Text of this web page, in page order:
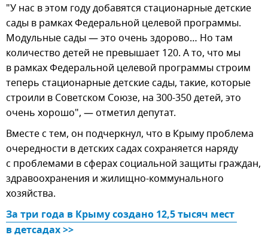
"У нас в этом году добавятся стационарные детские
сады в рамках Федеральной целевой программы.
Модульные сады — это очень здорово… Но там
количество детей не превышает 120. А то, что мы
в рамках Федеральной целевой программы строим
теперь стационарные детские сады, такие, которые
строили в Советском Союзе, на 300-350 детей, это
очень хорошо", — отметил депутат.
Вместе с тем, он подчеркнул, что в Крыму проблема
очередности в детских садах сохраняется наряду
с проблемами в сферах социальной защиты граждан,
здравоохранения и жилищно-коммунального
хозяйства.
За три года в Крыму создано 12,5 тысяч мест
в детсадах >>